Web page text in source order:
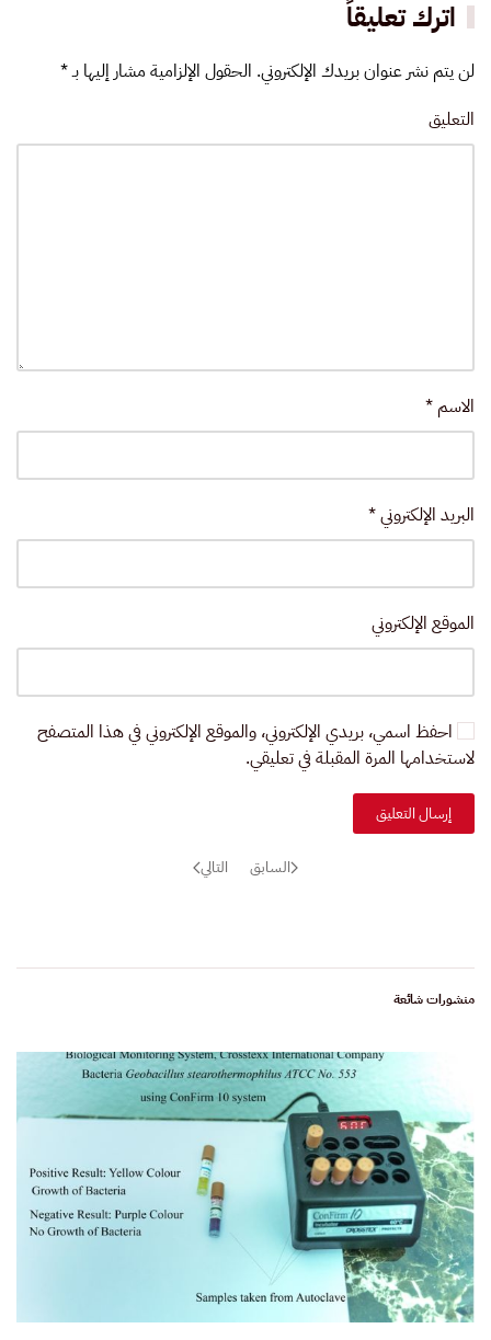
اترك تعليقاً
لن يتم نشر عنوان بريدك الإلكتروني. الحقول الإلزامية مشار إليها بـ*
التعليق
الاسم *
البريد الإلكتروني*
الموقع الإلكتروني
احفظ اسمي، بريدي الإلكتروني، والموقع الإلكتروني في هذا المتصفح
لاستخدامها المرة المقبلة في تعليقي.
إرسال التعليق
السابق التالي
منشورات شائعة